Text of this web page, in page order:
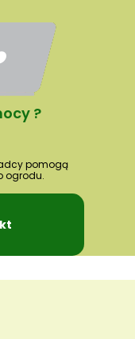
?
pomogą
ogrodu.